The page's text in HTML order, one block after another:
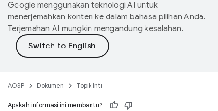
Google menggunakan teknologi AI untuk
menerjemahkan konten ke dalam bahasa pilihan Anda.
Terjemahan AI mungkin mengandung kesalahan.
AOSP Dokumen Topik Inti
Apakah informasi ini membantu?